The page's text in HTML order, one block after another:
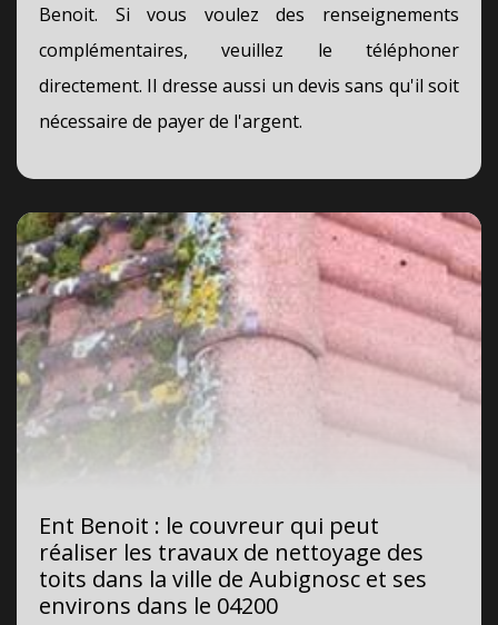
Benoit. Si vous voulez des renseignements
complémentaires, veuillez le téléphoner
directement. Il dresse aussi un devis sans qu'il soit
nécessaire de payer de l'argent.
Ent Benoit : le couvreur qui peut
réaliser les travaux de nettoyage des
toits dans la ville de Aubignosc et ses
environs dans le 04200